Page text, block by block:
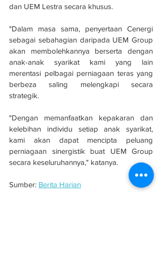
dan UEM Lestra secara khusus.
"Dalam masa sama, penyertaan Cenergi
sebagai sebahagian daripada UEM Group
akan membolehkannya berserta dengan
anak-anak syarikat kami yang lain
merentasi pelbagai perniagaan teras yang
berbeza saling melengkapi secara
strategik.
"Dengan memanfaatkan kepakaran dan
kelebihan individu setiap anak syarikat,
kami akan dapat mencipta peluang
perniagaan sinergistik buat UEM Group
secara keseluruhannya," katanya.
Sumber: Berita Harian